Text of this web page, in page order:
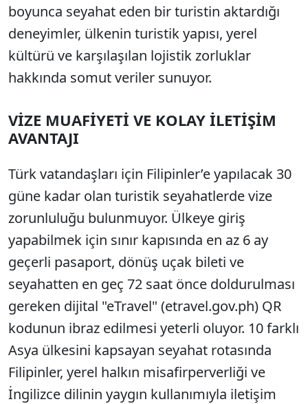
boyunca seyahat eden bir turistin aktardığı
deneyimler, ülkenin turistik yapısı, yerel
kültürü ve karşılaşılan lojistik zorluklar
hakkında somut veriler sunuyor.
VİZE MUAFİYETİ VE KOLAY İLETİŞİM
AVANTAJI
Türk vatandaşları için Filipinler’e yapılacak 30
güne kadar olan turistik seyahatlerde vize
zorunluluğu bulunmuyor. Ülkeye giriş
yapabilmek için sınır kapısında en az 6 ay
geçerli pasaport, dönüş uçak bileti ve
seyahatten en geç 72 saat önce doldurulması
gereken dijital "eTravel" (etravel.gov.ph) QR
kodunun ibraz edilmesi yeterli oluyor. 10 farklı
Asya ülkesini kapsayan seyahat rotasında
Filipinler, yerel halkın misafirperverliği ve
İngilizce dilinin yaygın kullanımıyla iletişim